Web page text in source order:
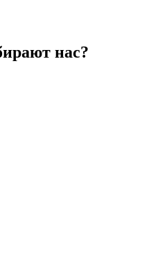
нас?